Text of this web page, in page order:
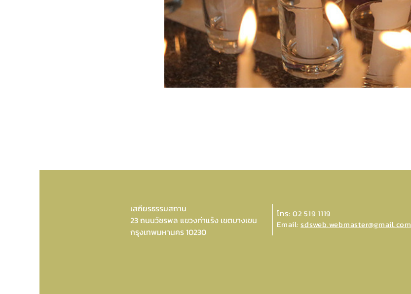
เสถียรธรรมสถาน
23 ถนนวัชรพล แขวงท่าแร้ง เขตบางเขน
กรุงเทพมหานคร 10230
โทร: 02 519 1119
Email:sdsweb.webmaster@gmail.com